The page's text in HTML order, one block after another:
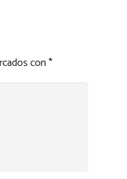
con*